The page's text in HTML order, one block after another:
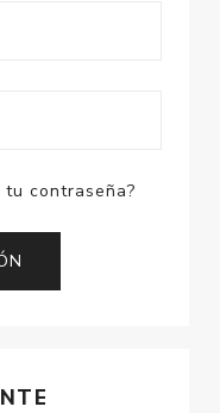
tu contraseña?